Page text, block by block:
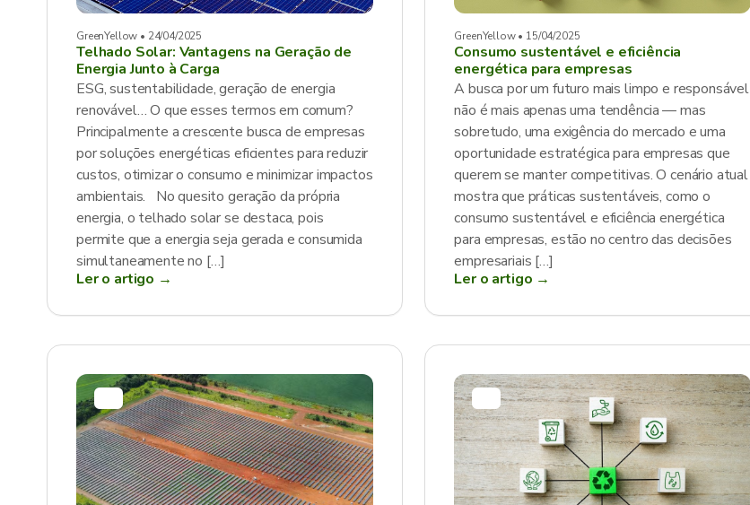
GreenYellow • 24/04/2025
Telhado Solar: Vantagens na Geração de
Energia Junto à Carga
ESG, sustentabilidade, geração de energia
renovável… O que esses termos em comum?
Principalmente a crescente busca de empresas
por soluções energéticas eficientes para reduzir
custos, otimizar o consumo e minimizar impactos
ambientais. No quesito geração da própria
energia, o telhado solar se destaca, pois
permite que a energia seja gerada e consumida
simultaneamente no […]
Ler o artigo →
GreenYellow • 15/04/2025
Consumo sustentável e eficiência
energética para empresas
A busca por um futuro mais limpo e responsável
não é mais apenas uma tendência — mas
sobretudo, uma exigência do mercado e uma
oportunidade estratégica para empresas que
querem se manter competitivas. O cenário atual
mostra que práticas sustentáveis, como o
consumo sustentável e eficiência energética
para empresas, estão no centro das decisões
empresariais […]
Ler o artigo →